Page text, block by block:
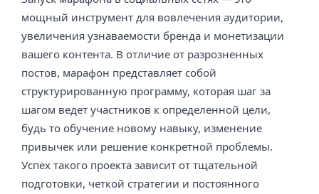
мощный инструмент для вовлечения аудитории,
увеличения узнаваемости бренда и монетизации
вашего контента. В отличие от разрозненных
постов, марафон представляет собой
структурированную программу, которая шаг за
шагом ведет участников к определенной цели,
будь то обучение новому навыку, изменение
привычек или решение конкретной проблемы.
Успех такого проекта зависит от тщательной
подготовки, четкой стратегии и постоянного